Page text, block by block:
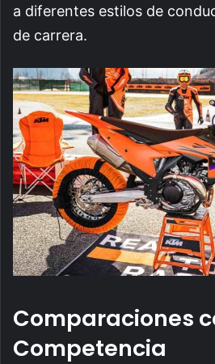
a diferentes estilos de
de carrera.
Comparaciones
Competencia